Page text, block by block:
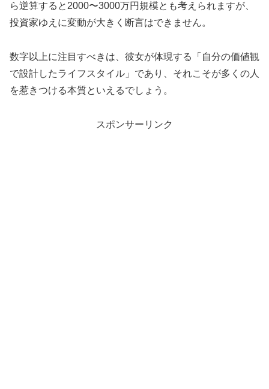
ら逆算すると2000〜3000万円規模とも考えられますが、
投資家ゆえに変動が大きく断言はできません。
数字以上に注目すべきは、彼女が体現する「自分の価値観
で設計したライフスタイル」であり、それこそが多くの人
を惹きつける本質といえるでしょう。
スポンサーリンク